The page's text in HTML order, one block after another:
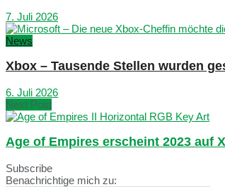
7. Juli 2026
News
Xbox – Tausende Stellen wurden
6. Juli 2026
Next Post
Age of Empires erscheint 2023 auf
Subscribe
Benachrichtige mich zu: